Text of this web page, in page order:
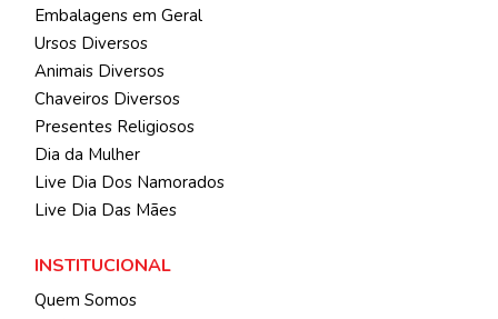
Embalagens em Geral
Ursos Diversos
Animais Diversos
Chaveiros Diversos
Presentes Religiosos
Dia da Mulher
Live Dia Dos Namorados
Live Dia Das Mães
INSTITUCIONAL
Quem Somos